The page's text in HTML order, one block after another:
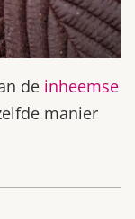
de inheemse
manier